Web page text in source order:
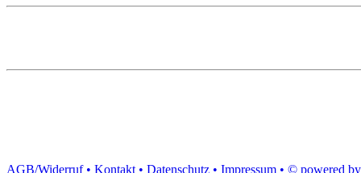
AGB/Widerruf • Kontakt • Datenschutz • Impressum • © powered